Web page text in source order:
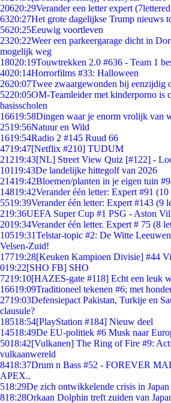
20620:29Verander een letter expert
6320:27Het grote dagelijkse Trump nieuws
5620:25Eeuwig voortleven
2320:22Weer een parkeergarage dicht in
mogelijk weg
18020:19Touwtrekken 2.0 #636 - Team 1
4020:14Horrorfilms #33: Halloween
2620:07Twee zwaargewonden bij eenzijdig
5220:05OM-Teamleider met kinderporno is
basisscholen
16619:58Dingen waar je enorm vrolijk van
2519:56Natuur en Wild
1619:54Radio 2 #145 Ruud 66
4719:47[Netflix #210] TUDUM
21219:43[NL] Street View Quiz [#122] -
10119:43De landelijke hittegolf van 2026
21419:42Bloemen/planten in je eigen tuin
14819:42Verander één letter: Expert #91 (10
5519:39Verander één letter: Expert #143 (9
219:36UEFA Super Cup #1 PSG - Aston
2019:34Verander één letter. Expert # 75 (8
10519:31Telstar-topic #2: De Witte
Velsen-Zuid!
17719:28[Keuken Kampioen Divisie] #44
019:22[SHO FB] SHO
7219:10[HAZES-gate #118] Echt een leuk
16619:09Traditioneel tekenen #6; met
2719:03Defensiepact Pakistan, Turkije en
clausule?
18518:54[PlayStation #184] Nieuw deel
14518:49De EU-politiek #6 Musk naar
5018:42[Vulkanen] The Ring of Fire #9:
vulkaanwereld
8418:37Drum n Bass #52 - FOREVER
APEX..
518:29De zich ontwikkelende crisis in Japan
818:28Orkaan Dolphin treft zuiden van